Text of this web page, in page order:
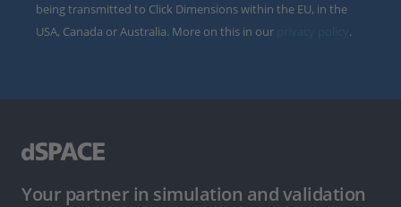
being transmitted to Click Dimensions within the EU, in the
USA, Canada or Australia. More on this in our
.
Your partner in simulation and validation